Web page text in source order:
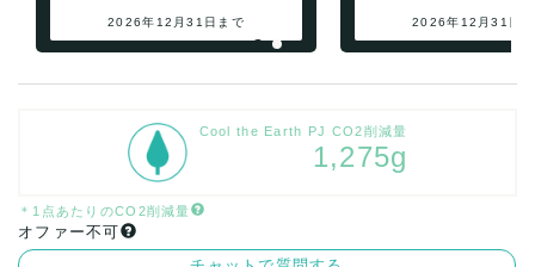
2026年12月31日まで 2026年12月31日
Cool the Earth PJ CO2削減量
1,275g
＊1点あたりのCO2削減量
オファー不可